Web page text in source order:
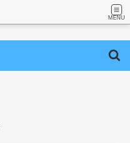
MENU